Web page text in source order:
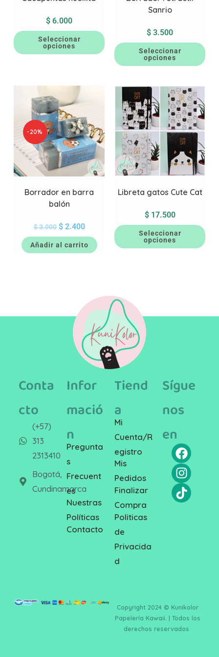
$ 6.000
Seleccionar
opciones
Sanrio
$ 3.500
Seleccionar
opciones
-20%
Borrador en barra
balón
$3.000 $2.400
Añadir al carrito
Libreta gatos Cute Cat
$17.500
Seleccionar
opciones
Conta
cto
(+57)
313
2313410
Bogotá,
Cundinamarca
Infor
mació
n
Pregunta
s
Frecuent
es
Nuestras
Políticas
Contacto
Tiend
a
Mi
Cuenta/R
egistro
Mis
Pedidos
Finalizar
Compra
Politicas
de
Privacida
d
Sígue
nos
en
Copyright 2024 © Kunikolor
Papelería Kawaii. | Todos los
derechos reservados